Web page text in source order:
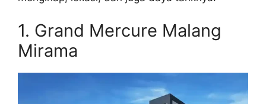
1. Grand Mercure Malang
Mirama